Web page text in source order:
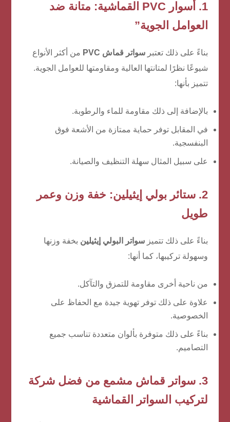
1. أسوار PVC القماشية: متانة ضد
العوامل الجوية”
بناءً على ذلك تعتبر سواتر قماش PVC
من أكثر الأنواع
شيوعًا نظرًا لمتانتها العالية ومقاومتها للعوامل الجوية.
تتميز بأنها:
بالإضافة إلى ذلك مقاومة للماء والرطوبة.
في المقابل توفر حماية ممتازة من الأشعة فوق
البنفسجية.
على سبيل المثال سهلة التنظيف والصيانة.
2. ستائر بولي إيثيلين: خفة وزن وعمر
طويل
بناءً على ذلك تتميز سواتر البولي إيثيلين بخفة وزنها
وسهولة تركيبها، كما أنها:
من ناحية أخرى مقاومة للتمزق والتآكل.
علاوة على ذلك توفر تهوية جيدة مع الحفاظ على
الخصوصية.
بناءً على ذلك متوفرة بألوان متعددة تناسب جميع
التصاميم.
3. سواتر قماش مشمع من
فضل شركة
لتركيب السواتر القماشية